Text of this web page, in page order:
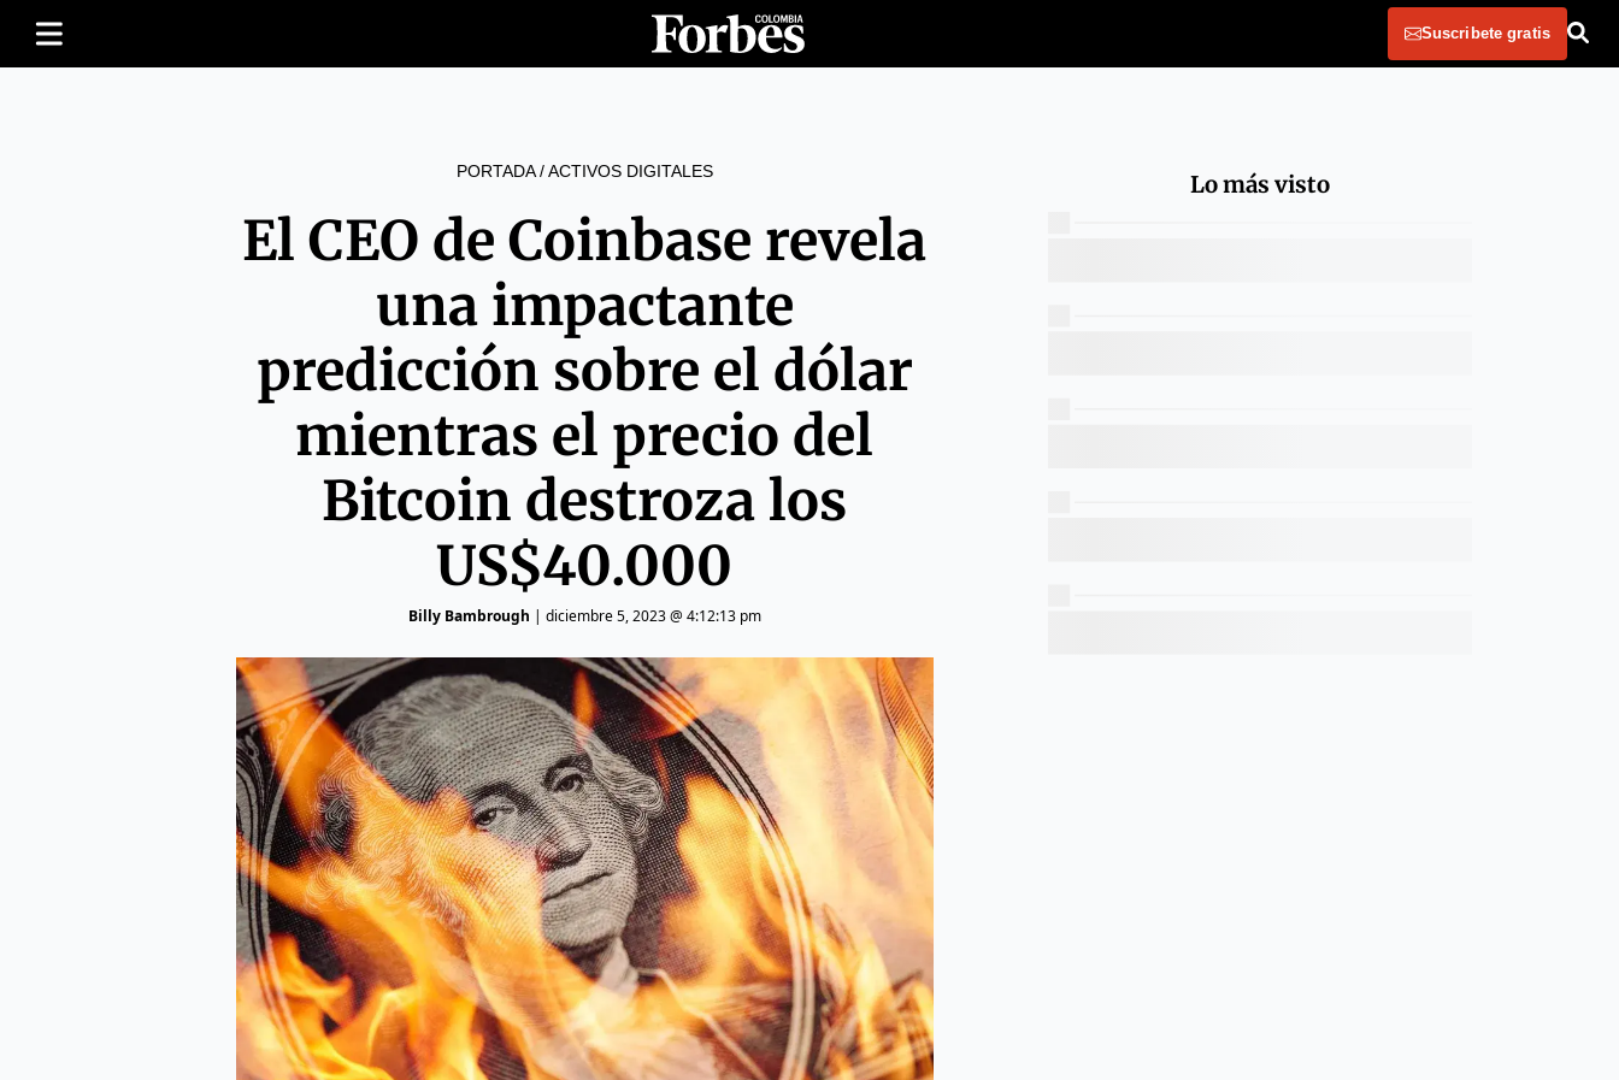
Suscribete gratis
PORTADA/ACTIVOS DIGITALES
El CEO de Coinbase revela
una impactante
predicción sobre el dólar
mientras el precio del
Bitcoin destroza los
US$40.000
Billy Bambrough | diciembre 5, 2023 @ 4:12:13 pm
Lo más visto